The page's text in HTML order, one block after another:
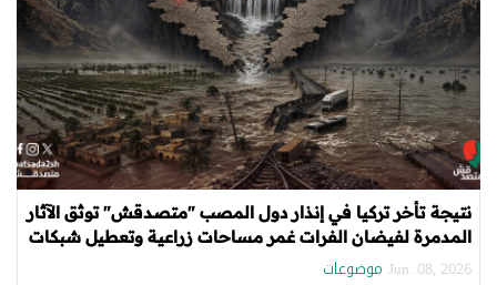
نتيجة تأخر تركيا في إنذار دول المصب "متصدقش" توثق الآثار
المدمرة لفيضان الفرات غمر مساحات زراعية وتعطيل شبكات
النقل
Jun. 08, 2026 موضوعات